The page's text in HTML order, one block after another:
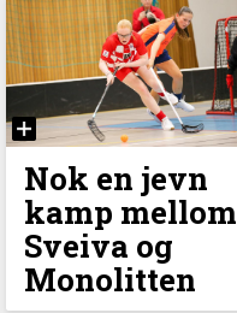
Nok en jevn
kamp mellom
Sveiva og
Monolitten